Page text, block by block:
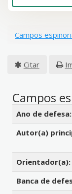
Campos
Citar
Campos
Detalhes
Ano de defesa:
Autor(a)
Orientador(a):
Banca de